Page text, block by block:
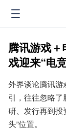
腾讯游戏
戏迎来“电
外界谈论腾讯游
引，往往忽略
研、发行再到投
头”位置。